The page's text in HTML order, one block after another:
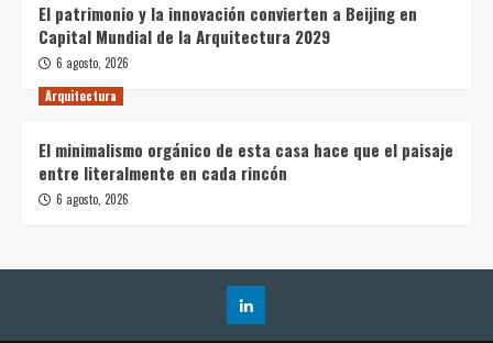
El patrimonio y la innovación convierten a Beijing en
Capital Mundial de la Arquitectura 2029
6 agosto, 2026
Arquitectura
El minimalismo orgánico de esta casa hace que el paisaje
entre literalmente en cada rincón
6 agosto, 2026